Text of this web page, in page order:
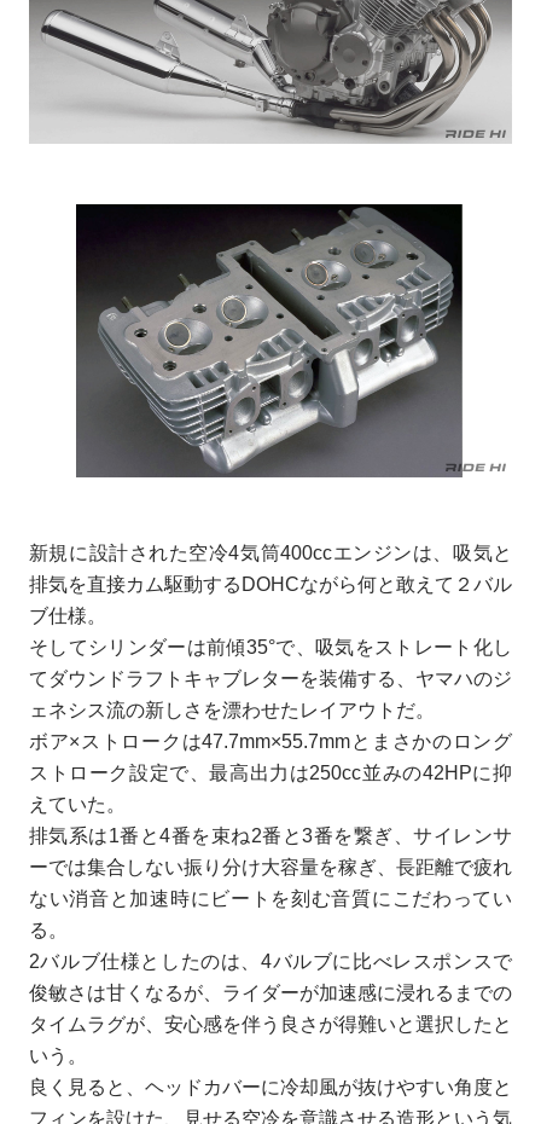
新規に設計された空冷4気筒400ccエンジンは、吸気と
排気を直接カム駆動するDOHCながら何と敢えて２バル
ブ仕様。
そしてシリンダーは前傾35°で、吸気をストレート化し
てダウンドラフトキャブレターを装備する、ヤマハのジ
ェネシス流の新しさを漂わせたレイアウトだ。
ボア×ストロークは47.7mm×55.7mmとまさかのロング
ストローク設定で、最高出力は250cc並みの42HPに抑
えていた。
排気系は1番と4番を束ね2番と3番を繋ぎ、サイレンサ
ーでは集合しない振り分け大容量を稼ぎ、長距離で疲れ
ない消音と加速時にビートを刻む音質にこだわってい
る。
2バルブ仕様としたのは、4バルブに比べレスポンスで
俊敏さは甘くなるが、ライダーが加速感に浸れるまでの
タイムラグが、安心感を伴う良さが得難いと選択したと
いう。
良く見ると、ヘッドカバーに冷却風が抜けやすい角度と
フィンを設けた、見せる空冷を意識させる造形という気